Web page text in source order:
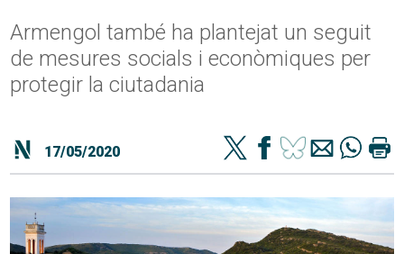
Armengol també ha plantejat un seguit
de mesures socials i econòmiques per
protegir la ciutadania
17/05/2020